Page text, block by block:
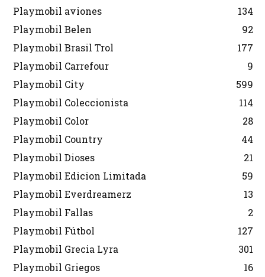
Playmobil aviones
134
Playmobil Belen
92
Playmobil Brasil Trol
177
Playmobil Carrefour
9
Playmobil City
599
Playmobil Coleccionista
114
Playmobil Color
28
Playmobil Country
44
Playmobil Dioses
21
Playmobil Edicion Limitada
59
Playmobil Everdreamerz
13
Playmobil Fallas
2
Playmobil Fútbol
127
Playmobil Grecia Lyra
301
Playmobil Griegos
16